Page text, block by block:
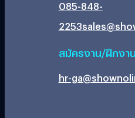
085-848-
2253
สมัครงาน/ฝึกงา
hr-